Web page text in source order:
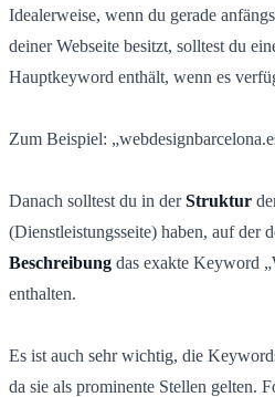
Idealerweise, wenn du gerade
deiner Webseite besitzt, solltest du
Hauptkeyword enthält, wenn es
Zum Beispiel:
Danach solltest du in derStruktur
(Dienstleistungsseite) haben, auf der
Beschreibung das exakte Keyword
enthalten.
Es ist auch sehr wichtig, die
da sie als prominente Stellen gelten.